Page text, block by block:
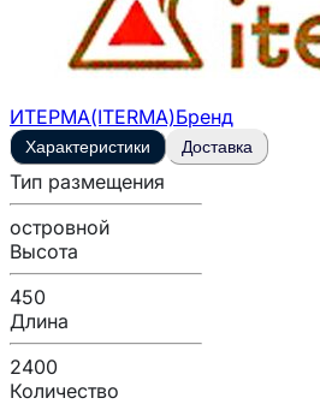
ИТЕРМА(ITERMA)Бренд
Характеристики Доставка
Тип размещения
островной
Высота
450
Длина
2400
Количество